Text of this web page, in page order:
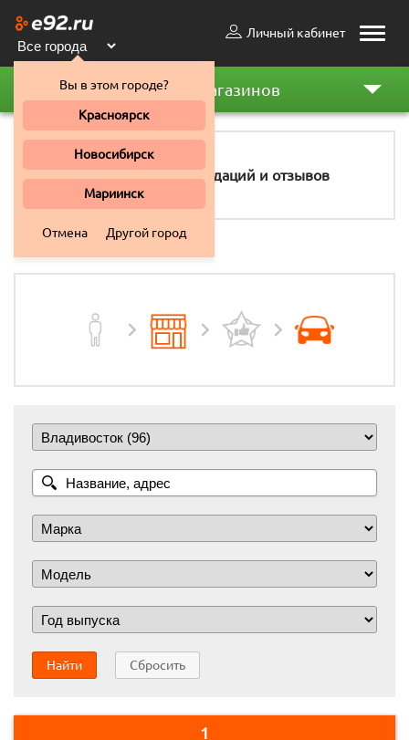
Toggle
Личный кабинет
Вы в этом городе?
Красноярск
Новосибирск
Мариинск
Отмена Другой город
Рейтинг магазинов
96 рекомендаций и отзывов
Найти Сбросить
1